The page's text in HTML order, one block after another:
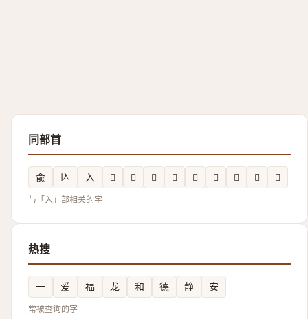
同部首
兪 兦 入 𭁀 𭀾 𱏲 𲑺 𭀼 𭀿 𭀽 𱏱 𭀻
与「入」部相关的字
热搜
一 爱 福 龙 和 德 静 安
常被查询的字